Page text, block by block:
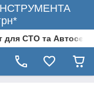
для СТО та